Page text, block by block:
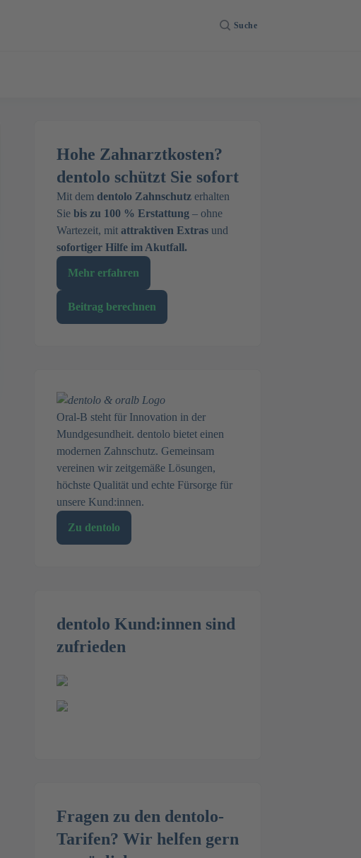
Suche
Hohe Zahnarztkosten?
dentolo schützt Sie sofort
Mit dem dentolo Zahnschutz erhalten
Sie bis zu 100 % Erstattung – ohne
Wartezeit, mit attraktiven Extras und
sofortiger Hilfe im Akutfall.
Mehr erfahren
Beitrag berechnen
Oral-B steht für Innovation in der
Mundgesundheit. dentolo bietet einen
modernen Zahnschutz. Gemeinsam
vereinen wir zeitgemäße Lösungen,
höchste Qualität und echte Fürsorge für
unsere Kund:innen.
Zu dentolo
dentolo Kund:innen sind
zufrieden
Fragen zu den dentolo-
Tarifen? Wir helfen gern